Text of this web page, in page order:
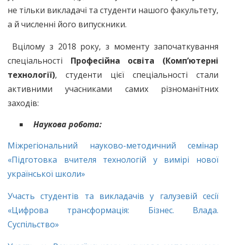
не тільки викладачі та студенти нашого факультету,
а й численні його випускники.
Вцілому з 2018 року, з моменту започаткування
спеціальності Професійна освіта (Комп’ютерні
технології), студенти цієї спеціальності стали
активними учасниками самих різноманітних
заходів:
Наукова робота:
Міжрегіональний науково-методичний семінар
«Підготовка вчителя технологій у вимірі нової
української школи»
Участь студентів та викладачів у галузевій сесії
«Цифрова трансформація: Бізнес. Влада.
Суспільство»